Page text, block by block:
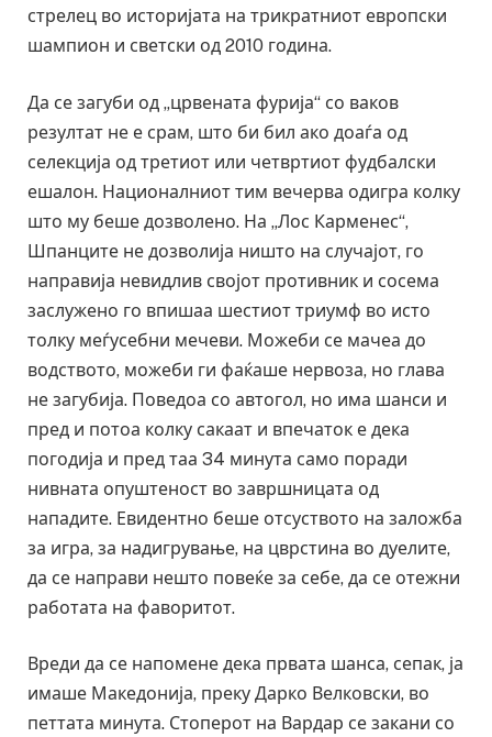
стрелец во историјата на трикратниот европски
шампион и светски од 2010 година.
Да се загуби од „црвената фурија“ со ваков
резултат не е срам, што би бил ако доаѓа од
селекција од третиот или четвртиот фудбалски
ешалон. Националниот тим вечерва одигра колку
што му беше дозволено. На „Лос Карменес“,
Шпанците не дозволија ништо на случајот, го
направија невидлив својот противник и сосема
заслужено го впишаа шестиот триумф во исто
толку меѓусебни мечеви. Можеби се мачеа до
водството, можеби ги фаќаше нервоза, но глава
не загубија. Поведоа со автогол, но има шанси и
пред и потоа колку сакаат и впечаток е дека
погодија и пред таа 34 минута само поради
нивната опуштеност во завршницата од
нападите. Евидентно беше отсуството на заложба
за игра, за надигрување, на цврстина во дуелите,
да се направи нешто повеќе за себе, да се отежни
работата на фаворитот.
Вреди да се напомене дека првата шанса, сепак, ја
имаше Македонија, преку Дарко Велковски, во
петтата минута. Стоперот на Вардар се закани со